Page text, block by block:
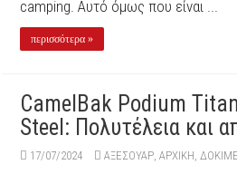
camping. Αυτό όμως που είναι ...
περισσότερα »
CamelBak Podium
Steel: Πολυτέλεια και
17/07/2024 ΑΞΕΣΟΥΆΡ ,ΑΡΧΙΚΉ